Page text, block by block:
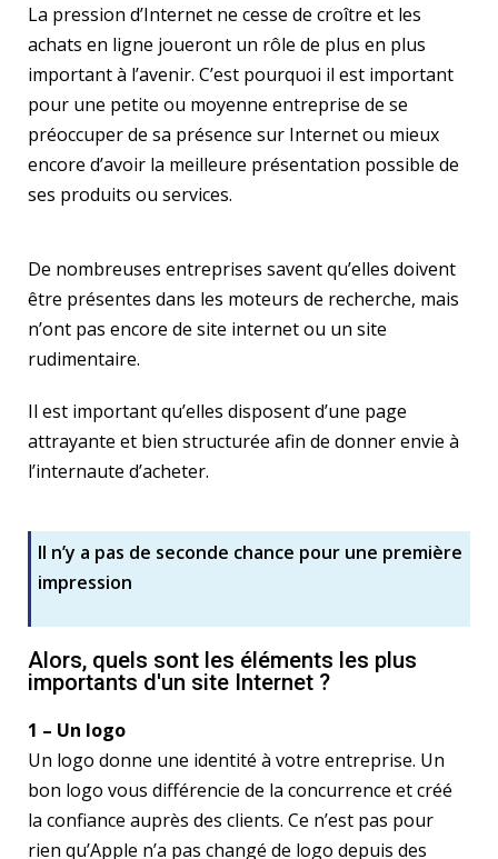
La pression d’Internet ne cesse de croître et les
achats en ligne joueront un rôle de plus en plus
important à l’avenir. C’est pourquoi il est important
pour une petite ou moyenne entreprise de se
préoccuper de sa présence sur Internet ou mieux
encore d’avoir la meilleure présentation possible de
ses produits ou services.
De nombreuses entreprises savent qu’elles doivent
être présentes dans les moteurs de recherche, mais
n’ont pas encore de site internet ou un site
rudimentaire.
Il est important qu’elles disposent d’une page
attrayante et bien structurée afin de donner envie à
l’internaute d’acheter.
Il n’y a pas de seconde chance pour une première
impression
Alors, quels sont les éléments les plus
importants d'un site Internet ?
1 – Un logo
Un logo donne une identité à votre entreprise. Un
bon logo vous différencie de la concurrence et créé
la confiance auprès des clients. Ce n’est pas pour
rien qu’Apple n’a pas changé de logo depuis des